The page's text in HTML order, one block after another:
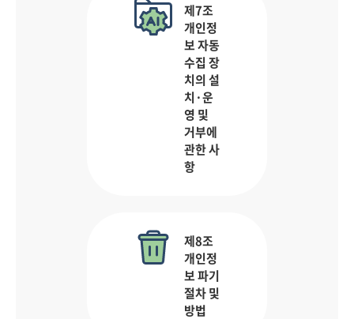
제7조
개인정
보 자동
수집 장
치의 설
치·운
영 및
거부에
관한 사
항
제8조
개인정
보 파기
절차 및
방법